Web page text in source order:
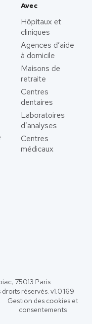
Avec
Hôpitaux et
cliniques
Agences d’aide
à domicile
Maisons de
retraite
Centres
dentaires
Laboratoires
d’analyses
Centres
médicaux
75013 Paris
réservés. v1.0.169
Gestion des cookies et
consentements